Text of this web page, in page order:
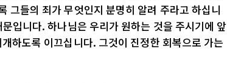
그들의 죄가 무엇인지 분명히 알려 주라고 하십니
입니다. 하나님은 우리가 원하는 것을 주시기에 앞
하도록 이끄십니다. 그것이 진정한 회복으로 가는